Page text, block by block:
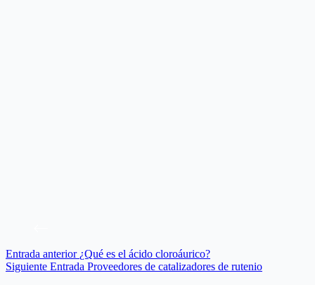
Entrada anterior ¿Qué es el ácido cloroáurico?
Siguiente Entrada Proveedores de catalizadores de rutenio